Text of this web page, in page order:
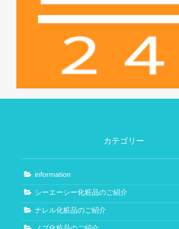
カテゴリー
information
シーエーシー化粧品のご紹介
ナレル化粧品のご紹介